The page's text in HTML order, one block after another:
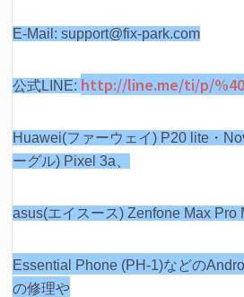
E-Mail: support@fix-park.com
公式LINE: http://line.me/ti/p/
Huawei(ファーウェイ) P20 lite・
ーグル) Pixel 3a、
asus(エイスース) Zenfone Max Pro
Essential Phone (PH-1)などの
の修理や